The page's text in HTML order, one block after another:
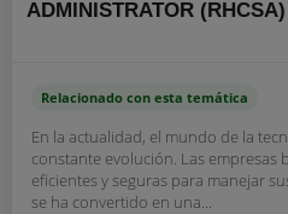
ADMINISTRATOR (RHCSA)
Relacionado con esta temática
En la actualidad, el mundo de la
constante evolución. Las empresas
eficientes y seguras para manejar
se ha convertido en una...